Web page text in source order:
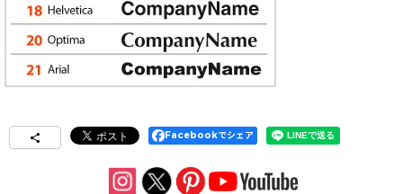
Facebookでシェア